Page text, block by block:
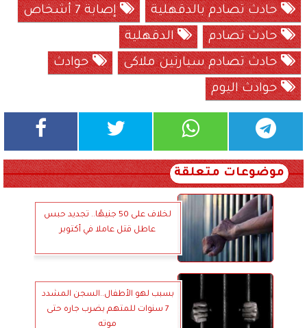
حادث تصادم بالدقهلية
إصابة 7 أشخاص
حادث تصادم
الدقهلية
حادث تصادم سيارتين ملاكى
حوادث
حوادث اليوم
موضوعات متعلقة
لخلاف على 50 جنيهًا.. تجديد حبس
عاطل قتل عاملا في أكتوبر
بسبب لهو الأطفال..السجن المشدد
7 سنوات للمتهم بضرب جاره حتى
موته